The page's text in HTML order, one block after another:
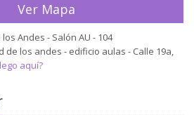
Ver Mapa
Andes - Salón AU - 104
de los andes - edificio aulas - Calle 19a,
aquí?